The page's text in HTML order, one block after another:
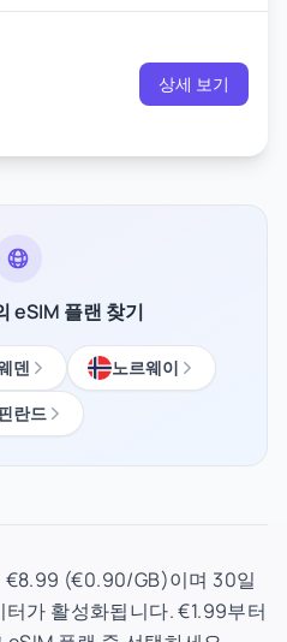
상세 보기
eSIM 플랜 찾기
덴
노르웨이
란드
€8.99 (€0.90/GB)이며 30일
가 활성화됩니다. €1.99부터